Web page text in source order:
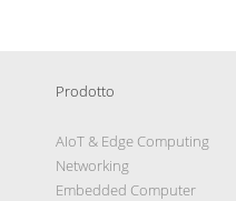
Prodotto
AIoT & Edge Computing
Networking
Embedded Computer